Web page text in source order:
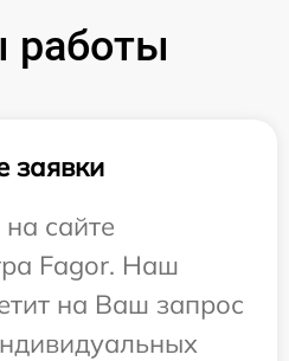
работы
заявки
сайте
Fagor. Наш
на Ваш запрос